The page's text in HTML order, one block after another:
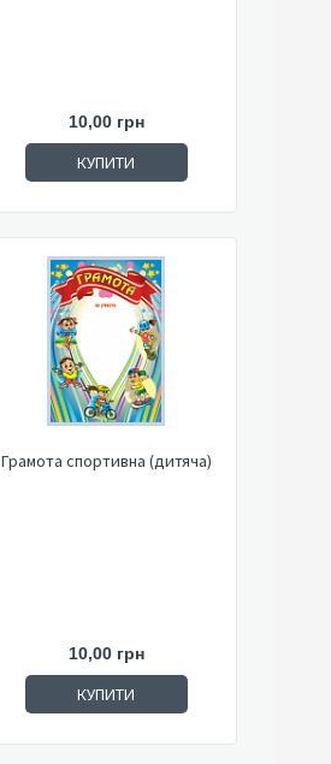
10,00 грн
КУПИТИ
Грамота спортивна (дитяча)
10,00 грн
КУПИТИ